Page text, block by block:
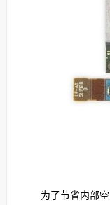
为了节省内部空